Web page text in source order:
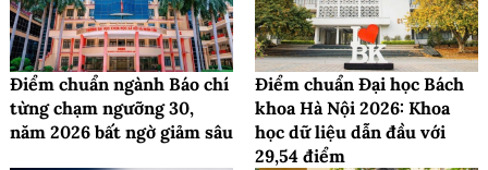
Điểm chuẩn ngành Báo chí
từng chạm ngưỡng 30,
năm 2026 bất ngờ giảm sâu
Điểm chuẩn Đại học Bách
khoa Hà Nội 2026: Khoa
học dữ liệu dẫn đầu với
29,54 điểm